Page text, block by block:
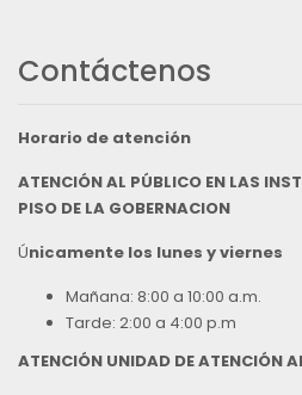
Contáctenos
Horario de atención
ATENCIÓN AL PÚBLICO EN LAS
PISO DE LA GOBERNACION
Únicamente los lunes y viernes
Mañana: 8:00 a 10:00 a.m.
Tarde: 2:00 a 4:00 p.m
ATENCIÓN UNIDAD DE ATENCIÓN